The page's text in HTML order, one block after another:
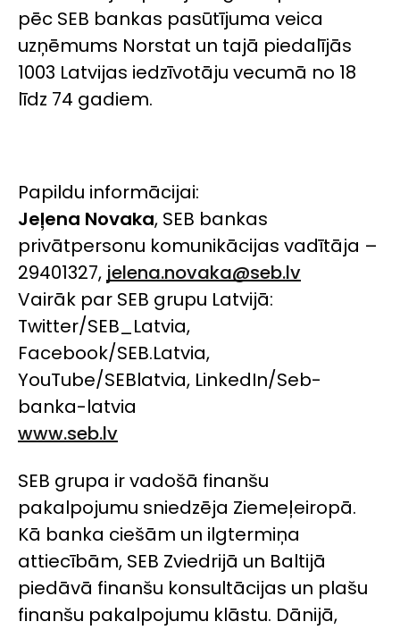
pēc SEB bankas pasūtījuma veica
uzņēmums Norstat un tajā piedalījās
1003 Latvijas iedzīvotāju vecumā no 18
līdz 74 gadiem.
Papildu informācijai:
Jeļena Novaka, SEB bankas
privātpersonu komunikācijas vadītāja –
29401327, jelena.novaka@seb.lv
Vairāk par SEB grupu Latvijā:
Twitter/SEB_Latvia,
Facebook/SEB.Latvia,
YouTube/SEBlatvia, LinkedIn/Seb-
banka-latvia
www.seb.lv
SEB grupa ir vadošā finanšu
pakalpojumu sniedzēja Ziemeļeiropā.
Kā banka ciešām un ilgtermiņa
attiecībām, SEB Zviedrijā un Baltijā
piedāvā finanšu konsultācijas un plašu
finanšu pakalpojumu klāstu. Dānijā,